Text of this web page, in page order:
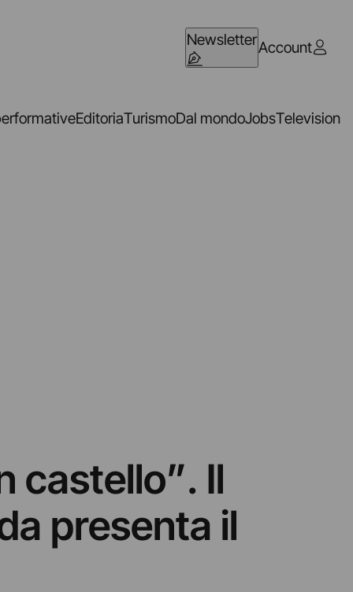
NewsletterAccount
EditoriaTurismoDal mondoJobsTelevision
castello”. Il
presenta il